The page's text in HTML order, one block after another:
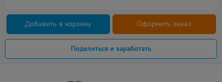
Добавить в корзину Оформить заказ
Поделиться и заработать